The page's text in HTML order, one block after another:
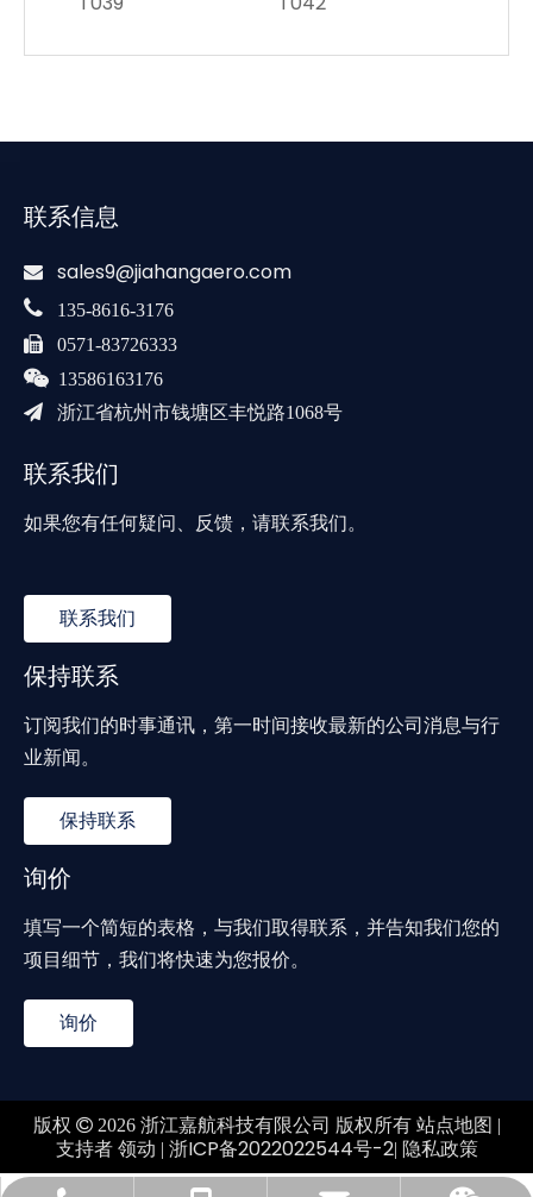
联系信息
 sales9@jiahangaero.com
 135-8616-3176
 0571-83726333
 13586163176
 浙江省杭州市钱塘区丰悦路1068号
联系我们
如果您有任何疑问、反馈，请联系我们。
联系我们
保持联系
订阅我们的时事通讯，第一时间接收最新的公司消息与行
业新闻。
保持联系
询价
填写一个简短的表格，与我们取得联系，并告知我们您的
项目细节，我们将快速为您报价。
询价
版权  2026浙江嘉航科技有限公司 版权所有 站点地图 |
支持者 领动 | 浙ICP备2022022544号-2| 隐私政策